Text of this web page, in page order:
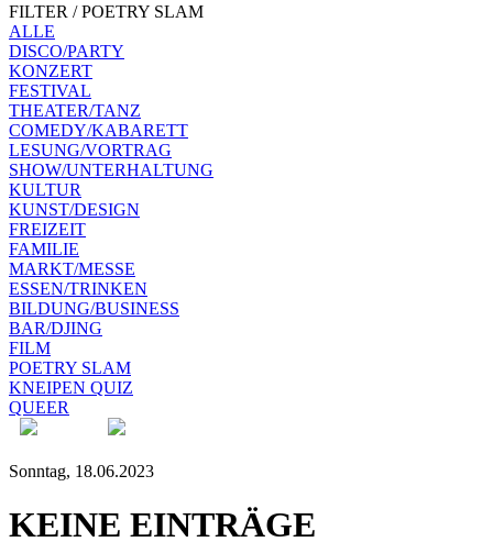
FILTER / POETRY SLAM
ALLE
DISCO/PARTY
KONZERT
FESTIVAL
THEATER/TANZ
COMEDY/KABARETT
LESUNG/VORTRAG
SHOW/UNTERHALTUNG
KULTUR
KUNST/DESIGN
FREIZEIT
FAMILIE
MARKT/MESSE
ESSEN/TRINKEN
BILDUNG/BUSINESS
BAR/DJING
FILM
POETRY SLAM
KNEIPEN QUIZ
QUEER
Sonntag, 18.06.2023
KEINE EINTRÄGE